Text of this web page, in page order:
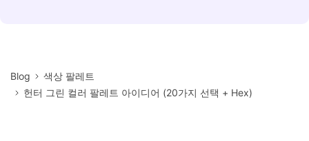
Blog
색상 팔레트
헌터 그린 컬러 팔레트 아이디어 (20가지 선택 + Hex)